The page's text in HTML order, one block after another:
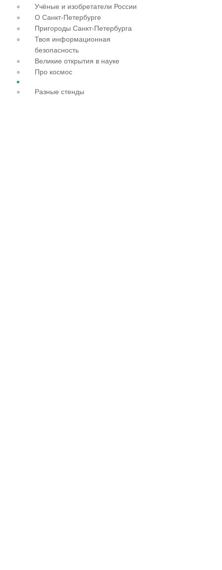
Учёные и изобретатели России
О Санкт-Петербурге
Пригороды Санкт-Петербурга
Твоя информационная
безопасность
Великие открытия в науке
Про космос
Разные стенды